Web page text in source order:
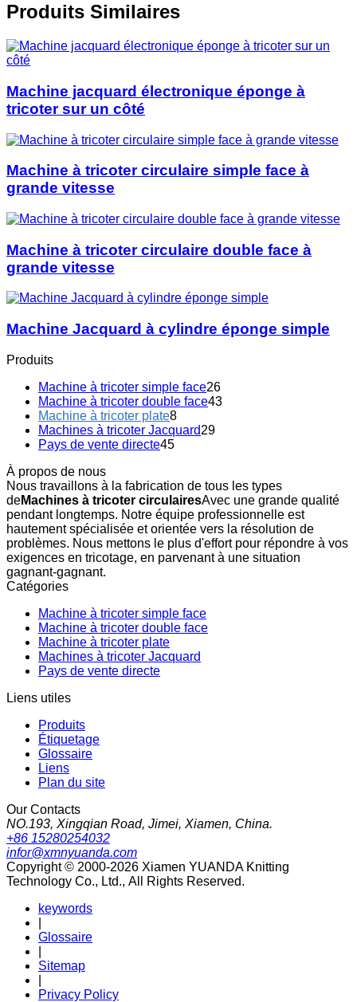
Produits Similaires
Machine jacquard électronique éponge à
tricoter sur un côté
Machine à tricoter circulaire simple face à
grande vitesse
Machine à tricoter circulaire double face à
grande vitesse
Machine Jacquard à cylindre éponge simple
Produits
Machine à tricoter simple face26
Machine à tricoter double face43
Machine à tricoter plate8
Machines à tricoter Jacquard29
Pays de vente directe45
À propos de nous
Nous travaillons à la fabrication de tous les types
deMachines à tricoter circulairesAvec une grande qualité
pendant longtemps. Notre équipe professionnelle est
hautement spécialisée et orientée vers la résolution de
problèmes. Nous mettons le plus d'effort pour répondre à vos
exigences en tricotage, en parvenant à une situation
gagnant-gagnant.
Catégories
Machine à tricoter simple face
Machine à tricoter double face
Machine à tricoter plate
Machines à tricoter Jacquard
Pays de vente directe
Liens utiles
Produits
Étiquetage
Glossaire
Liens
Plan du site
Our Contacts
NO.193, Xingqian Road, Jimei, Xiamen, China.
+86 15280254032
infor@xmnyuanda.com
Copyright © 2000-2026 Xiamen YUANDA Knitting
Technology Co., Ltd., All Rights Reserved.
keywords
Glossaire
Sitemap
Privacy Policy